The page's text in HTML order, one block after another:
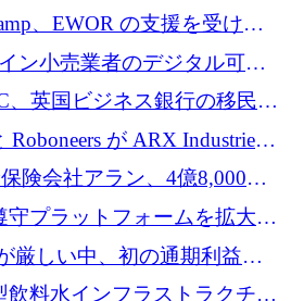
、EWOR の支援を受け、
ム用の空間 AI プラットフォ
ン小売業者のデジタル可視
ために 140 万ユーロを調達
、英国ビジネス銀行の移民主
支援で初のファンド獲得に
Roboneers が ARX Industries
上車両の生産を拡大
険会社アラン、4億8,000万
ラウンドで合意
守プラットフォームを拡大す
ルを調達
厳しい中、初の通期利益を
飲料水インフラストラクチャ